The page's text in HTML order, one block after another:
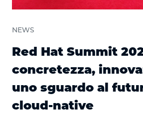
NEWS
Red Hat Summit
concretezza,
uno sguardo al
cloud-native